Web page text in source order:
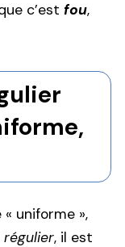
c’est fou,
uniforme »,
régulier, il est